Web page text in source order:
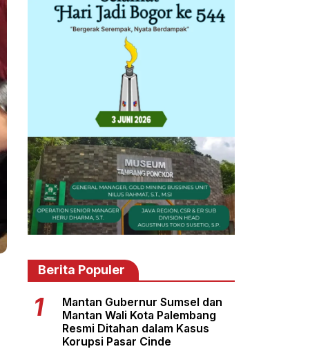
Berita Populer
Mantan Gubernur Sumsel dan
Mantan Wali Kota Palembang
Resmi Ditahan dalam Kasus
Korupsi Pasar Cinde